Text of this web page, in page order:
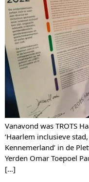
Vanavond was TROTS
‘Haarlem inclusieve
Kennemerland’ in de
Yerden Omar Toepoel
[…]